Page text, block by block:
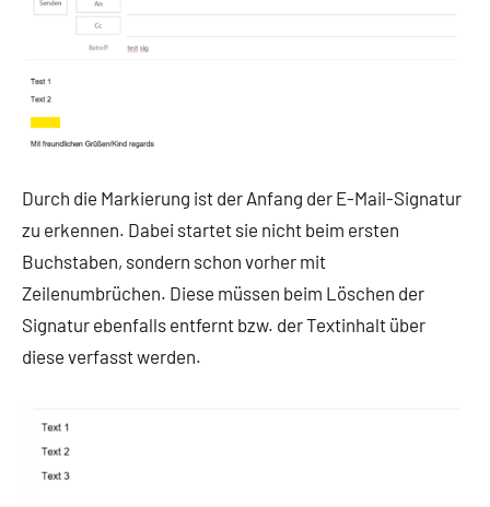
Durch die Markierung ist der Anfang der E-Mail-Signatur
zu erkennen. Dabei startet sie nicht beim ersten
Buchstaben, sondern schon vorher mit
Zeilenumbrüchen. Diese müssen beim Löschen der
Signatur ebenfalls entfernt bzw. der Textinhalt über
diese verfasst werden.